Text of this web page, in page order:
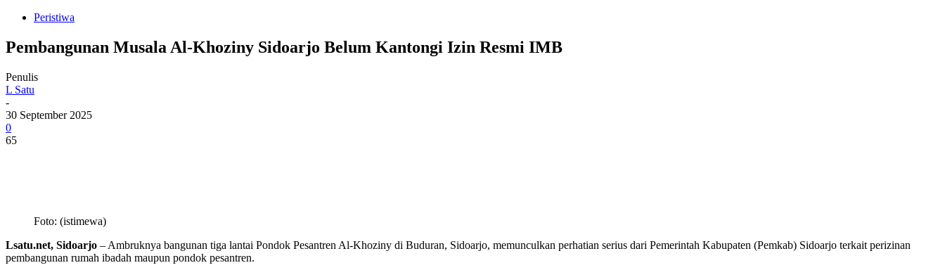
Peristiwa
Pembangunan Musala Al-Khoziny Sidoarjo Belum Kantongi Izin Resmi IMB
Penulis
L Satu
-
30 September 2025
0
65
Foto: (istimewa)
Lsatu.net, Sidoarjo – Ambruknya bangunan tiga lantai Pondok Pesantren Al-Khoziny di Buduran, Sidoarjo, memunculkan perhatian serius dari Pemerintah Kabupaten (Pemkab) Sidoarjo terkait perizinan
pembangunan rumah ibadah maupun pondok pesantren.